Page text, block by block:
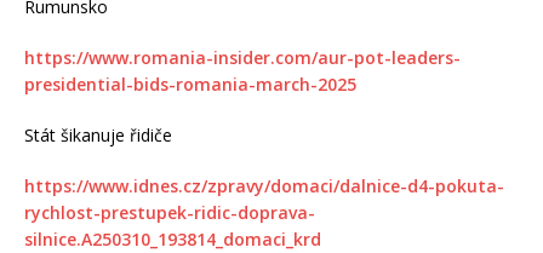
Rumunsko
https://www.romania-insider.com/aur-pot-leaders-
presidential-bids-romania-march-2025
Stát šikanuje řidiče
https://www.idnes.cz/zpravy/domaci/dalnice-d4-pokuta-
rychlost-prestupek-ridic-doprava-
silnice.A250310_193814_domaci_krd